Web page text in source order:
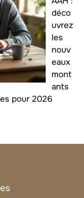
déco
uvrez
les
nouv
eaux
mont
ants
pour 2026